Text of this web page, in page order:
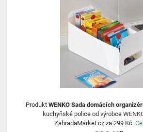
Produkt WENKO Sada domácích
kuchyňské police od výrobce
ZahradaMarket.cz za 299 Kč.